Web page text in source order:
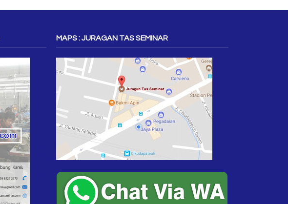
MAPS : JURAGAN TAS SEMINAR